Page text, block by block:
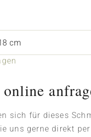
online
sich für dieses
uns gerne direkt